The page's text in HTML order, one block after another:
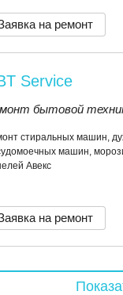
на ремонт
Service
бытовой
стиральных машин,
машин,
Авекс
на ремонт